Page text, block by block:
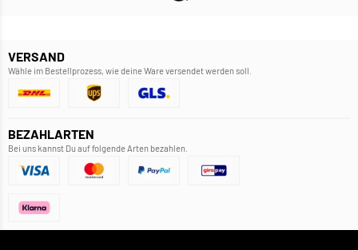
VERSAND
Wähle im Bestellprozess, wie deine Ware versendet werden soll.
BEZAHLARTEN
Bei uns kannst Du auf folgende Arten bezahlen.